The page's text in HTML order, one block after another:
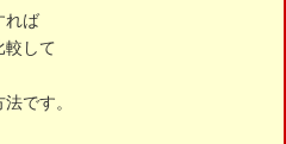
れば
較して
です。